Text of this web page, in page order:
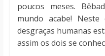
poucos meses.
mundo acabe!
desgraças humanas
assim os dois se